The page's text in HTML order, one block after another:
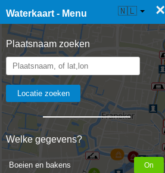
Waterkaart - Menu ×
Plaatsnaam zoeken
Welke gegevens?
Boeien en bakens
☰ Waterkaart Live 🇳🇱